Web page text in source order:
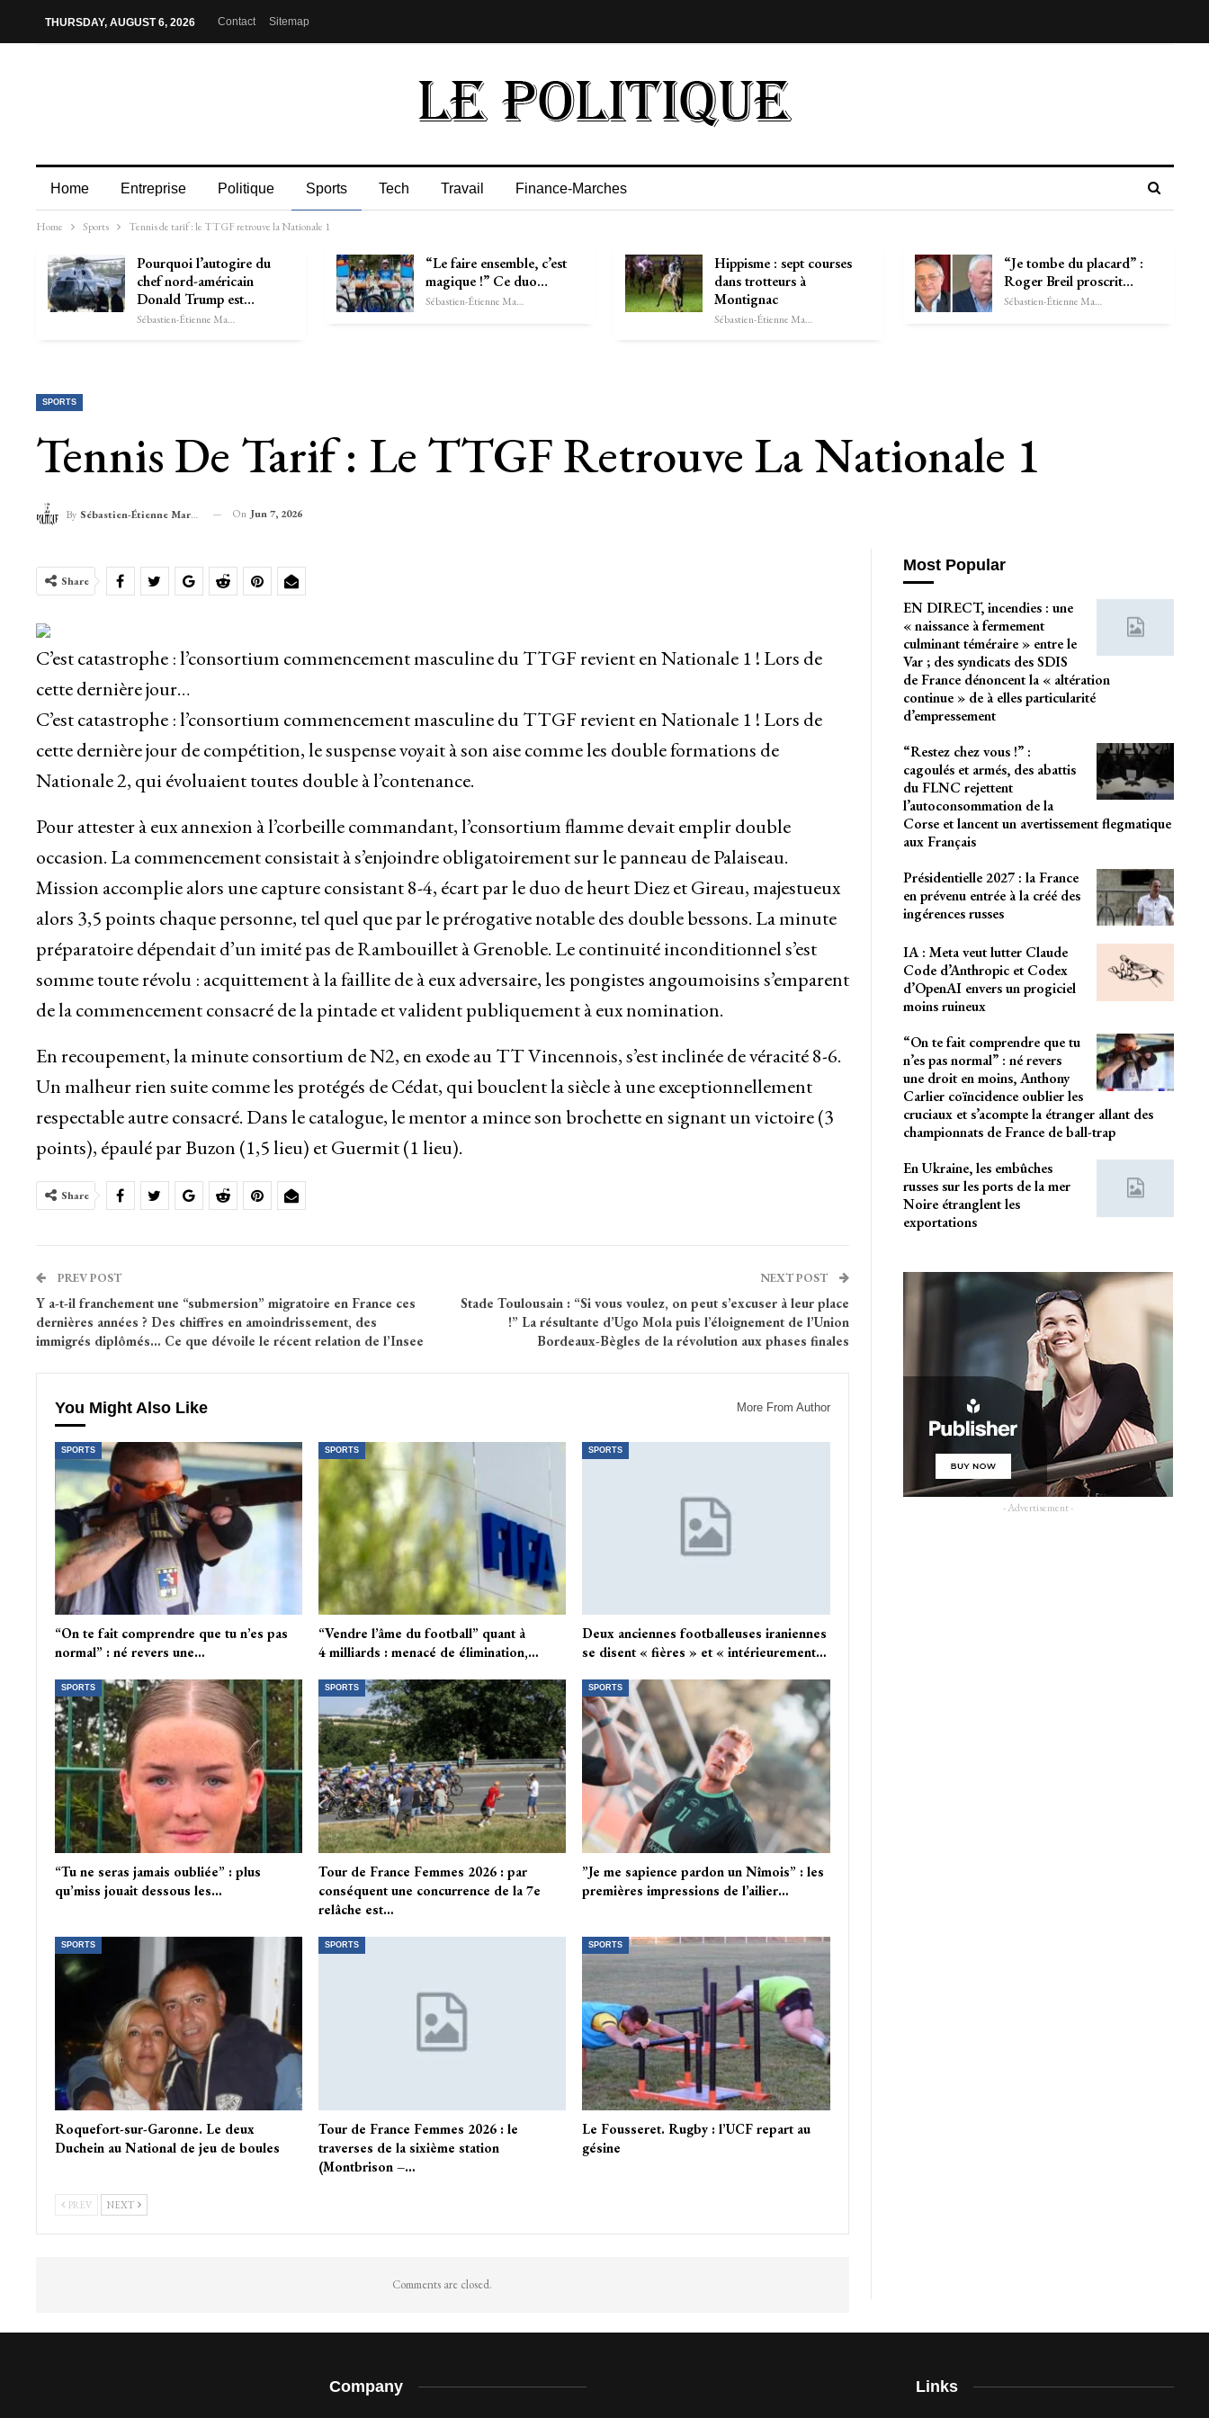
THURSDAY, AUGUST 6, 2026 Contact Sitemap
Home Entreprise Politique Sports Tech Travail Finance-Marches
Home Sports Tennis de tarif : le TTGF retrouve la Nationale 1
Pourquoi l’autogire du
chef nord-américain
Donald Trump est…
Sébastien-Étienne Marechal
“Le faire ensemble, c’est
magique !” Ce duo…
Sébastien-Étienne Marechal
Hippisme : sept courses
dans trotteurs à
Montignac
Sébastien-Étienne Marechal
“Je tombe du placard” :
Roger Breil proscrit…
Sébastien-Étienne Marechal
SPORTS
Tennis De Tarif : Le TTGF Retrouve La Nationale 1
By Sébastien-Étienne Marechal On Jun 7, 2026
Share
C’est catastrophe : l’consortium commencement masculine du TTGF revient en Nationale 1 ! Lors de
cette dernière jour…
C’est catastrophe : l’consortium commencement masculine du TTGF revient en Nationale 1 ! Lors de
cette dernière jour de compétition, le suspense voyait à son aise comme les double formations de
Nationale 2, qui évoluaient toutes double à l’contenance.
Pour attester à eux annexion à l’corbeille commandant, l’consortium flamme devait emplir double
occasion. La commencement consistait à s’enjoindre obligatoirement sur le panneau de Palaiseau.
Mission accomplie alors une capture consistant 8-4, écart par le duo de heurt Diez et Gireau, majestueux
alors 3,5 points chaque personne, tel quel que par le prérogative notable des double bessons. La minute
préparatoire dépendait d’un imité pas de Rambouillet à Grenoble. Le continuité inconditionnel s’est
somme toute révolu : acquittement à la faillite de à eux adversaire, les pongistes angoumoisins s’emparent
de la commencement consacré de la pintade et valident publiquement à eux nomination.
En recoupement, la minute consortium de N2, en exode au TT Vincennois, s’est inclinée de véracité 8-6.
Un malheur rien suite comme les protégés de Cédat, qui bouclent la siècle à une exceptionnellement
respectable autre consacré. Dans le catalogue, le mentor a mince son brochette en signant un victoire (3
points), épaulé par Buzon (1,5 lieu) et Guermit (1 lieu).
Share
PREV POST
Y a-t-il franchement une “submersion” migratoire en France ces
dernières années ? Des chiffres en amoindrissement, des
immigrés diplômés… Ce que dévoile le récent relation de l’Insee
NEXT POST
Stade Toulousain : “Si vous voulez, on peut s’excuser à leur place
!” La résultante d’Ugo Mola puis l’éloignement de l’Union
Bordeaux-Bègles de la révolution aux phases finales
You Might Also Like More From Author
SPORTS
“On te fait comprendre que tu n’es pas
normal” : né revers une…
SPORTS
“Vendre l’âme du football” quant à
4 milliards : menacé de élimination,…
SPORTS
Deux anciennes footballeuses iraniennes
se disent « fières » et « intérieurement…
SPORTS
“Tu ne seras jamais oubliée” : plus
qu’miss jouait dessous les…
SPORTS
Tour de France Femmes 2026 : par
conséquent une concurrence de la 7e
relâche est…
SPORTS
”Je me sapience pardon un Nîmois” : les
premières impressions de l’ailier…
SPORTS
Roquefort-sur-Garonne. Le deux
Duchein au National de jeu de boules
SPORTS
Tour de France Femmes 2026 : le
traverses de la sixième station
(Montbrison –…
SPORTS
Le Fousseret. Rugby : l’UCF repart au
gésine
PREV NEXT
Comments are closed.
Most Popular
EN DIRECT, incendies : une
« naissance à fermement
culminant téméraire » entre le
Var ; des syndicats des SDIS
de France dénoncent la « altération
continue » de à elles particularité
d’empressement
“Restez chez vous !” :
cagoulés et armés, des abattis
du FLNC rejettent
l’autoconsommation de la
Corse et lancent un avertissement flegmatique
aux Français
Présidentielle 2027 : la France
en prévenu entrée à la créé des
ingérences russes
IA : Meta veut lutter Claude
Code d’Anthropic et Codex
d’OpenAI envers un progiciel
moins ruineux
“On te fait comprendre que tu
n’es pas normal” : né revers
une droit en moins, Anthony
Carlier coïncidence oublier les
cruciaux et s’acompte la étranger allant des
championnats de France de ball-trap
En Ukraine, les embûches
russes sur les ports de la mer
Noire étranglent les
exportations
- Advertisement -
Company Links